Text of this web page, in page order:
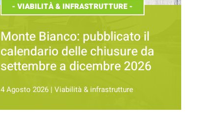
-VIABILITÀ & INFRASTRUTTURE-
Monte Bianco: pubblicato il
calendario delle chiusure da
settembre a dicembre 2026
4 Agosto 2026 |Viabilità & infrastrutture